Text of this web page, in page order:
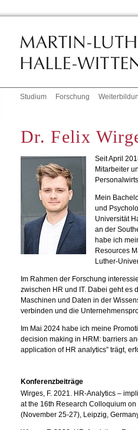
Studium Forschung
Dr. Felix
Seit April
Mitarbeiter
Mein
und
Universität
an der
habe ich
Resources
Luther-
Im Rahmen der Forschung
zwischen HR und IT. Dabei geht es
Maschinen und Daten in der
verbinden und die
Im Mai 2024 habe ich meine
decision making in HRM: barriers
application of HR analytics” trägt,
Konferenzbeiträge
Wirges, F. 2021. HR-Analytics –
at the 16th Research Colloquium
(November 25-27), Leipzig,